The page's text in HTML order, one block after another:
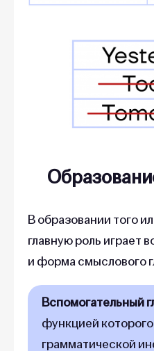
В образовании того
главную роль играет
и форма смыслового
Вспомогательный
функцией
грамматической